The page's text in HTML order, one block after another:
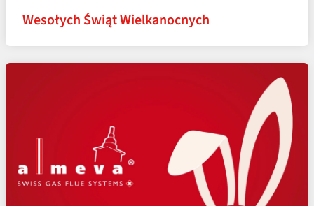
Wesołych Świąt Wielkanocnych